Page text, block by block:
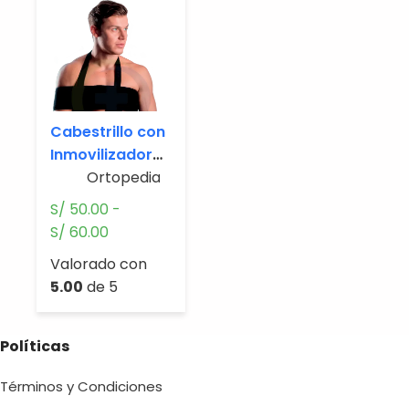
Cabestrillo con
Inmovilizador
de Hombro
Ortopedia.
S/ 50.00 -
S/ 60.00
precios:
Valorado con
5.00 de 5
Políticas
Términos y Condiciones